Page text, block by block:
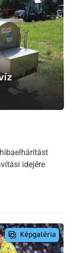
idejére
Képgaléria